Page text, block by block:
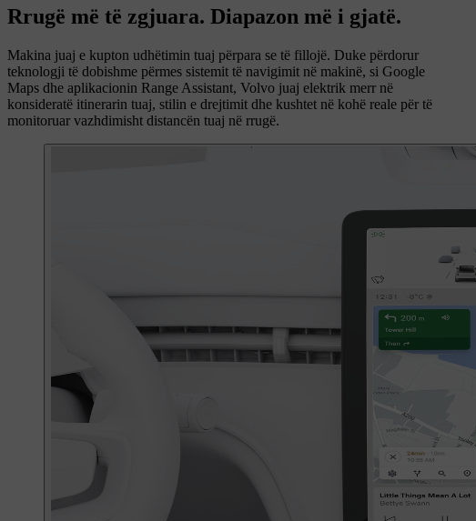
Rrugë më të zgjuara. Diapazon më i gjatë.
Makina juaj e kupton udhëtimin tuaj përpara se të fillojë. Duke përdorur
teknologji të dobishme përmes sistemit të navigimit në makinë, si Google
Maps dhe aplikacionin Range Assistant, Volvo juaj elektrik merr në
konsideratë itinerarin tuaj, stilin e drejtimit dhe kushtet në kohë reale për të
monitoruar vazhdimisht distancën tuaj në rrugë.